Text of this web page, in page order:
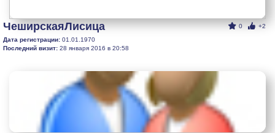
0 +2
ЧеширскаяЛисица
Дата регистрации: 01.01.1970
Последний визит: 28 января 2016 в 20:58